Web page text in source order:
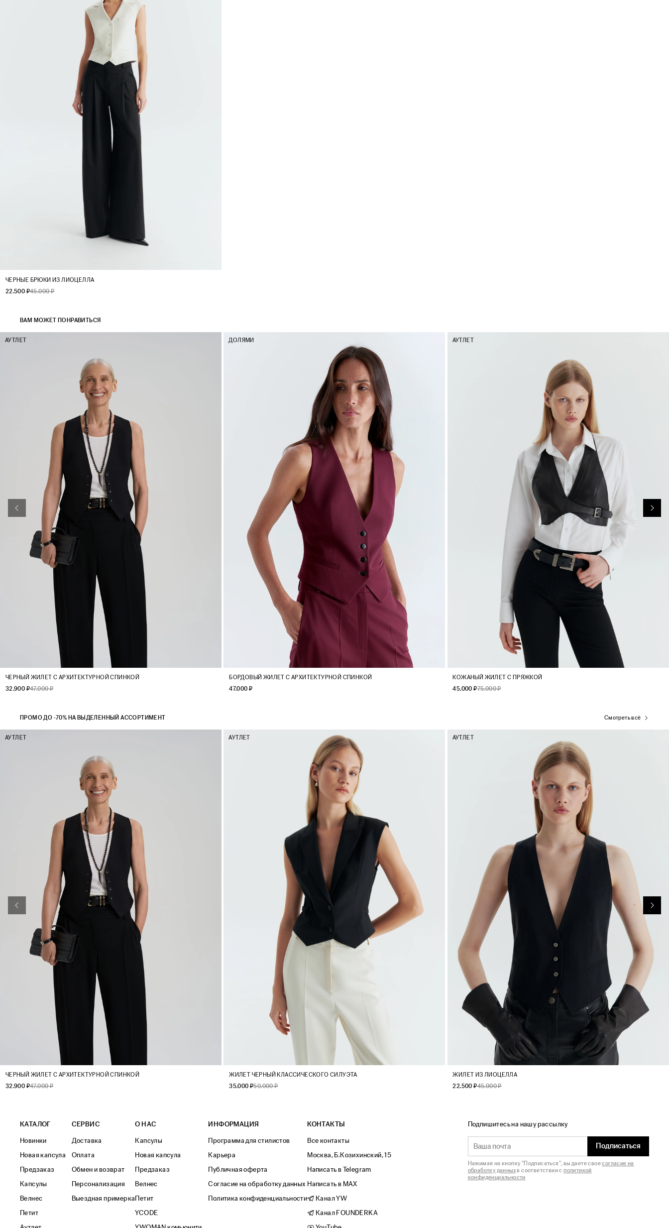
ЧЕРНЫЕ БРЮКИ ИЗ ЛИОЦЕЛЛА
22.500 ₽45.000 ₽
ВАМ МОЖЕТ ПОНРАВИТЬСЯ
АУТЛЕТ
ЧЕРНЫЙ ЖИЛЕТ С АРХИТЕКТУРНОЙ СПИНКОЙ
32.900 ₽47.000 ₽
ДОЛЯМИ
БОРДОВЫЙ ЖИЛЕТ С АРХИТЕКТУРНОЙ СПИНКОЙ
47.000 ₽
АУТЛЕТ
КОЖАНЫЙ ЖИЛЕТ С ПРЯЖКОЙ
45.000 ₽75.000 ₽
ПРОМО ДО -70% НА ВЫДЕЛЕННЫЙ АССОРТИМЕНТ Смотреть всё
АУТЛЕТ
ЧЕРНЫЙ ЖИЛЕТ С АРХИТЕКТУРНОЙ СПИНКОЙ
32.900 ₽47.000 ₽
L
АУТЛЕТ
ЖИЛЕТ ЧЕРНЫЙ КЛАССИЧЕСКОГО СИЛУЭТА
35.000 ₽50.000 ₽
XS L
АУТЛЕТ
ЖИЛЕТ ИЗ ЛИОЦЕЛЛА
22.500 ₽45.000 ₽
КАТАЛОГ
Новинки
Новая капсула
Предзаказ
Капсулы
Велнес
Петит
СЕРВИС
Доставка
Оплата
Обмен и возврат
Персонализация
Выездная примерка
О НАС
Капсулы
Новая капсула
Предзаказ
Велнес
Петит
YCODE
ИНФОРМАЦИЯ
Программа для стилистов
Карьера
Публичная оферта
Согласие на обработку данных
Политика конфиденциальности
КОНТАКТЫ
Все контакты
Москва, Б.Козихинский, 15
Написать в Telegram
Написать в MAX
Канал YW
Канал FOUNDERKA
Подпишитесь на нашу рассылку
Подписаться
Нажимая на кнопку "Подписаться", вы даете своесогласие на
обработку данныхв соответствии сполитикой
конфиденциальности